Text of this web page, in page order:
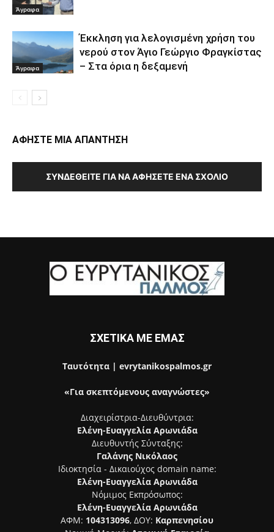
Άγραφα
Άγραφα
Έκκληση για λελογισμένη χρήση του
νερού στον Άγιο Γεώργιο Φραγκίστας
– Στα όρια η δεξαμενή
ΑΦΗΣΤΕ ΜΙΑ ΑΠΑΝΤΗΣΗ
ΣΥΝΔΕΘΕΊΤΕ ΓΙΑ ΝΑ ΑΦΉΣΕΤΕ ΈΝΑ ΣΧΌΛΙΟ
ΣΧΕΤΙΚΑ ΜΕ ΕΜΑΣ
Ταυτότητα | evrytanikospalmos.gr
«Για σκεπτόμενους αναγνώστες»
Διαχειρίστρια-Διευθύντρια:
Ελένη-Ευαγγελία Αρωνιάδα
Διευθυντής Σύνταξης:
Γαλάνης Νικόλαος
Ιδιοκτησία - Δικαιούχος domain name:
Ελένη-Ευαγγελία Αρωνιάδα
Νόμιμος Εκπρόσωπος:
Ελένη-Ευαγγελία Αρωνιάδα
ΑΦΜ: 104313096, ΔΟΥ: Καρπενησίου